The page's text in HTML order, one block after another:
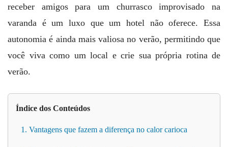
receber amigos para um churrasco improvisado na
varanda é um luxo que um hotel não oferece. Essa
autonomia é ainda mais valiosa no verão, permitindo que
você viva como um local e crie sua própria rotina de
verão.
Índice dos Conteúdos
1. Vantagens que fazem a diferença no calor carioca